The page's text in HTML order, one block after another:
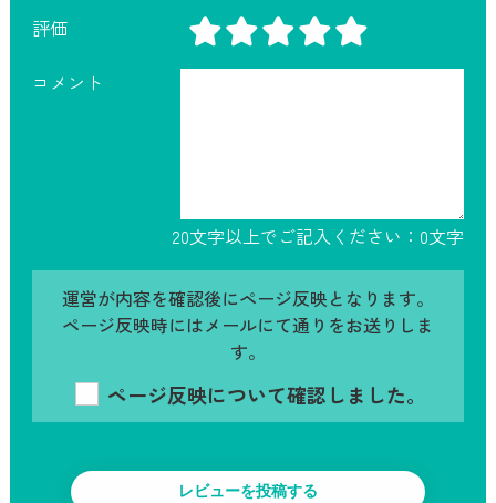
評価
コメント
20文字以上でご記入ください： 0文字
運営が内容を確認後にページ反映となります。
ページ反映時にはメールにて通りをお送りしま
す。
ページ反映について確認しました。